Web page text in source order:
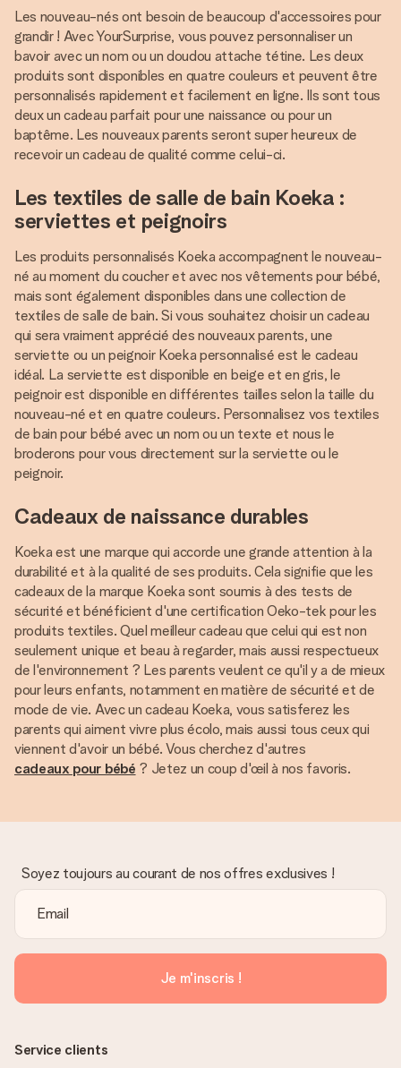
Les nouveau-nés ont besoin de beaucoup d'accessoires pour
grandir ! Avec YourSurprise, vous pouvez personnaliser un
bavoir avec un nom ou un doudou attache tétine. Les deux
produits sont disponibles en quatre couleurs et peuvent être
personnalisés rapidement et facilement en ligne. Ils sont tous
deux un cadeau parfait pour une naissance ou pour un
baptême. Les nouveaux parents seront super heureux de
recevoir un cadeau de qualité comme celui-ci.
Les textiles de salle de bain Koeka :
serviettes et peignoirs
Les produits personnalisés Koeka accompagnent le nouveau-
né au moment du coucher et avec nos vêtements pour bébé,
mais sont également disponibles dans une collection de
textiles de salle de bain. Si vous souhaitez choisir un cadeau
qui sera vraiment apprécié des nouveaux parents, une
serviette ou un peignoir Koeka personnalisé est le cadeau
idéal. La serviette est disponible en beige et en gris, le
peignoir est disponible en différentes tailles selon la taille du
nouveau-né et en quatre couleurs. Personnalisez vos textiles
de bain pour bébé avec un nom ou un texte et nous le
broderons pour vous directement sur la serviette ou le
peignoir.
Cadeaux de naissance durables
Koeka est une marque qui accorde une grande attention à la
durabilité et à la qualité de ses produits. Cela signifie que les
cadeaux de la marque Koeka sont soumis à des tests de
sécurité et bénéficient d'une certification Oeko-tek pour les
produits textiles. Quel meilleur cadeau que celui qui est non
seulement unique et beau à regarder, mais aussi respectueux
de l'environnement ? Les parents veulent ce qu'il y a de mieux
pour leurs enfants, notamment en matière de sécurité et de
mode de vie. Avec un cadeau Koeka, vous satisferez les
parents qui aiment vivre plus écolo, mais aussi tous ceux qui
viennent d'avoir un bébé. Vous cherchez d'autres
cadeaux pour bébé ? Jetez un coup d'œil à nos favoris.
Soyez toujours au courant de nos offres exclusives !
Je m'inscris !
Service clients